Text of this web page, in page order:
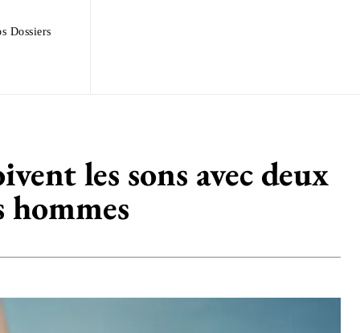
Dossiers
les sons avec deux
hommes